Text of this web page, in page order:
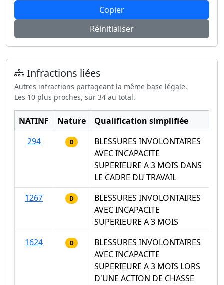
Copier
Réinitialiser
Infractions liées
Autres infractions partageant la même base légale.
Les 10 plus proches, sur 34 au total.
NATINF Nature
Qualification simplifiée
294
D
BLESSURES INVOLONTAIRES
AVEC INCAPACITE
SUPERIEURE A 3 MOIS DANS
LE CADRE DU TRAVAIL
1267
D
BLESSURES INVOLONTAIRES
AVEC INCAPACITE
SUPERIEURE A 3 MOIS
1624
D
BLESSURES INVOLONTAIRES
AVEC INCAPACITE
SUPERIEURE A 3 MOIS LORS
D'UNE ACTION DE CHASSE